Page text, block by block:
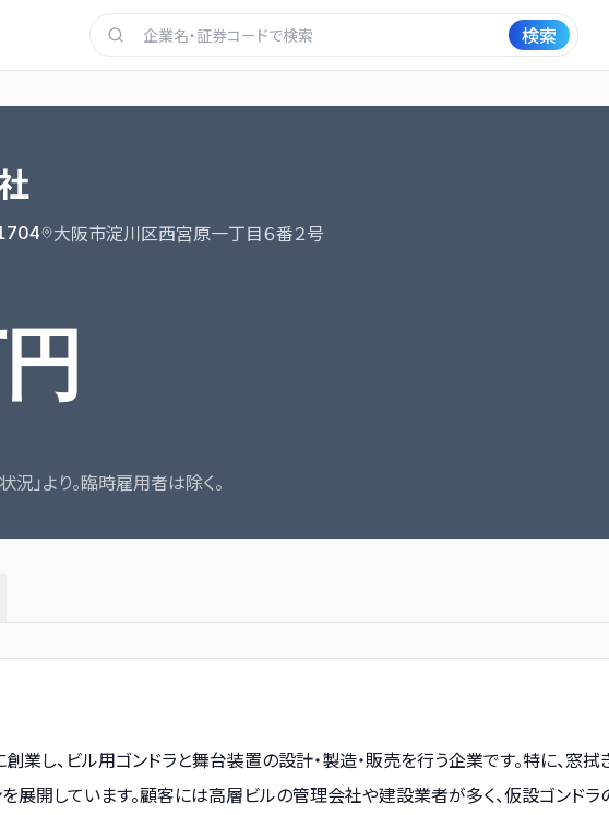
検索
大阪市淀川区西宮原一丁目６番２号
」より。臨時雇用者は除く。
業し、ビル用ゴンドラと舞台装置の設計・製造・販売を行う企業です。特に、窓
展開しています。顧客には高層ビルの管理会社や建設業者が多く、仮設ゴンド